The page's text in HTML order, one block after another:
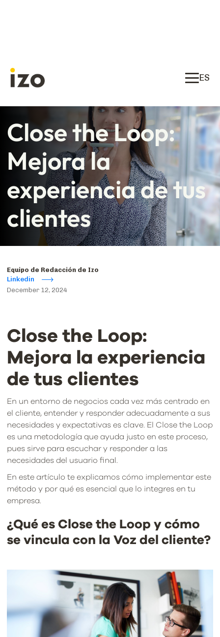
ES
Close the Loop:
Mejora la
experiencia de tus
clientes
Equipo de Redacción de Izo
Linkedin
December 12, 2024
Close the Loop:
Mejora la experiencia
de tus clientes
En un entorno de negocios cada vez más centrado en
el cliente, entender y responder adecuadamente a sus
necesidades y expectativas es clave. El Close the Loop
es una metodología que ayuda justo en este proceso,
pues sirve para escuchar y responder a las
necesidades del usuario final.
En este artículo te explicamos cómo implementar este
método y por qué es esencial que lo integres en tu
empresa.
¿Qué es Close the Loop y cómo
se vincula con la Voz del cliente?